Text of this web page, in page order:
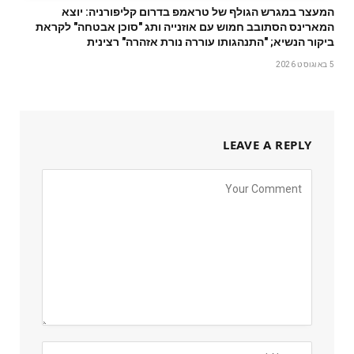
המעצר במגרש הגולף של טראמפ בדרום קליפורניה: יוצא
המארינס הסתובב חמוש עם אוזנייה ותג "סוכן אבטחה" לקראת
ביקור הנשיא; "התנהגותו עוררה נורת אזהרה" רצינית
5 באוגוסט 2026
LEAVE A REPLY